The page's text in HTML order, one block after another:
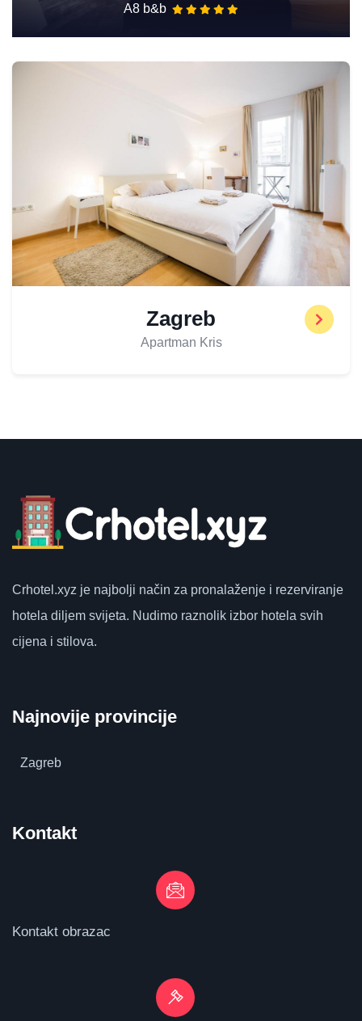
A8 b&b
Zagreb
Apartman Kris
Crhotel.xyz je najbolji način za pronalaženje i rezerviranje
hotela diljem svijeta. Nudimo raznolik izbor hotela svih
cijena i stilova.
Najnovije provincije
Zagreb
Kontakt
Kontakt obrazac